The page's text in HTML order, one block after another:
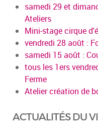
samedi 29 et
Ateliers
Mini-stage cirque
vendredi 28 août :
samedi 15 août :
tous les 1ers
Ferme
Atelier création de
ACTUALITÉS DU